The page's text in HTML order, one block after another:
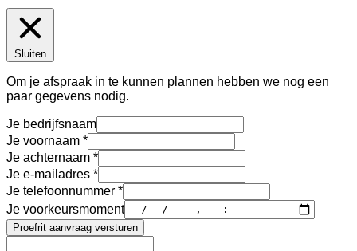
Sluiten
Om je afspraak in te kunnen plannen hebben we nog een
paar gegevens nodig.
Je bedrijfsnaam
Je voornaam
Je achternaam
Je e-mailadres
Je telefoonnummer
Je voorkeursmoment
Proefrit aanvraag versturen